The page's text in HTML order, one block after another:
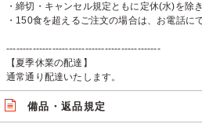
・締切・キャンセル規定ともに定休(水)を除き
・150食を超えるご注文の場合は、お電話に
-----------------------------------------------
【夏季休業の配達】
通常通り配達いたします。
備品・返品規定